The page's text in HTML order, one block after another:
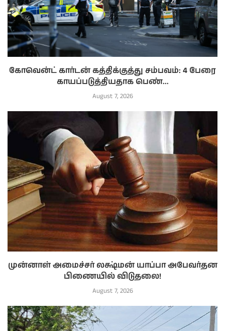
கோவென்ட் கார்டன் கத்திக்குத்து சம்பவம்: 4 பேரை
காயப்படுத்தியதாக பெண்...
August 7, 2026
முன்னாள் அமைச்சர் லக்ஷ்மன் யாப்பா அபேவர்தன
பிணையில் விடுதலை!
August 7, 2026